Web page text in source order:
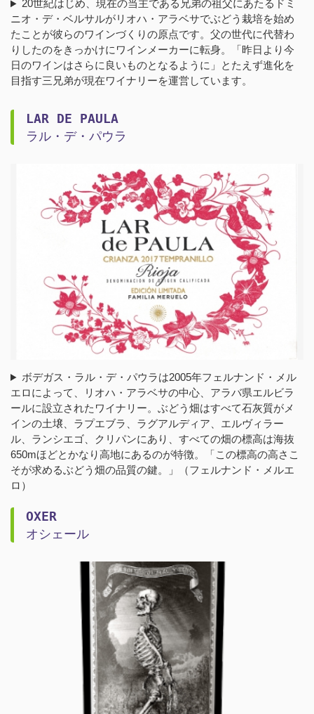
20世紀はじめ、現在の当主である兄弟の祖父にあたるドミ
ニオ・デ・ベルサルがリオハ・アラベサでぶどう栽培を始め
たことが彼らのワインづくりの原点です。父の世代に代替わ
りしたのをきっかけにワインメーカーに転身。「昨日より今
日のワインはさらに良いものとなるように」とたえず進化を
目指す三兄弟が現在ワイナリーを運営しています。
LAR DE PAULA
ラル・デ・パウラ
ボデガス・ラル・デ・パウラは2005年フェルナンド・メル
エロによって、リオハ・アラベサの中心、アラバ県エルビラ
ールに設立されたワイナリー。ぶどう畑はすべて石灰質がメ
インの土壌、ラプエブラ、ラグアルディア、エルヴィラー
ル、ランシエゴ、クリパンにあり、すべての畑の標高は海抜
650mほどとかなり高地にあるのが特徴。「この標高の高さこ
そが求めるぶどう畑の品質の鍵。」（フェルナンド・メルエ
ロ）
OXER
オシェール